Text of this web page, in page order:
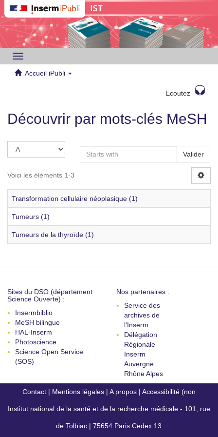
Toggle
navigation
Accueil iPubli
Ecoutez
Découvrir par mots-clés MeSH
Valider
Voici les éléments 1-3
Transformation cellulaire néoplasique (1)
Tumeurs (1)
Tumeurs de la thyroïde (1)
Sites du DSO (département
Science Ouverte) :
Insermbiblio
MeSH bilingue
HAL-Inserm
Photoscience
Science Open Service
(SOS)
Nos partenaires :
Service des
archives de
l'Inserm
Délégation
Régionale
Inserm
Auvergne
Rhône Alpes
Contact | Mentions légales | A propos | Accessibilité (non
conforme)
Institut national de la santé et de la recherche médicale - 101, rue
de Tolbiac | 75654 Paris Cedex 13